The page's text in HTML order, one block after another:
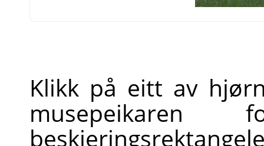
Klikk på eitt av